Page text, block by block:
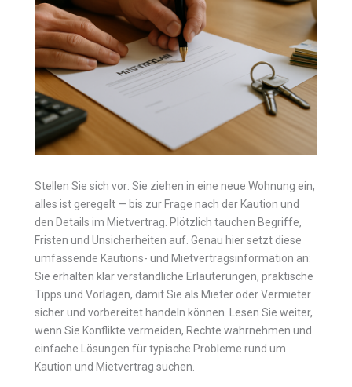
Stellen Sie sich vor: Sie ziehen in eine neue Wohnung ein,
alles ist geregelt — bis zur Frage nach der Kaution und
den Details im Mietvertrag. Plötzlich tauchen Begriffe,
Fristen und Unsicherheiten auf. Genau hier setzt diese
umfassende Kautions- und Mietvertragsinformation an:
Sie erhalten klar verständliche Erläuterungen, praktische
Tipps und Vorlagen, damit Sie als Mieter oder Vermieter
sicher und vorbereitet handeln können. Lesen Sie weiter,
wenn Sie Konflikte vermeiden, Rechte wahrnehmen und
einfache Lösungen für typische Probleme rund um
Kaution und Mietvertrag suchen.